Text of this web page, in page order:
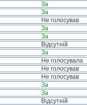
За
За
Не голосував
За
За
Відсутній
За
Не голосувала
Не голосував
Не голосував
За
За
Відсутній